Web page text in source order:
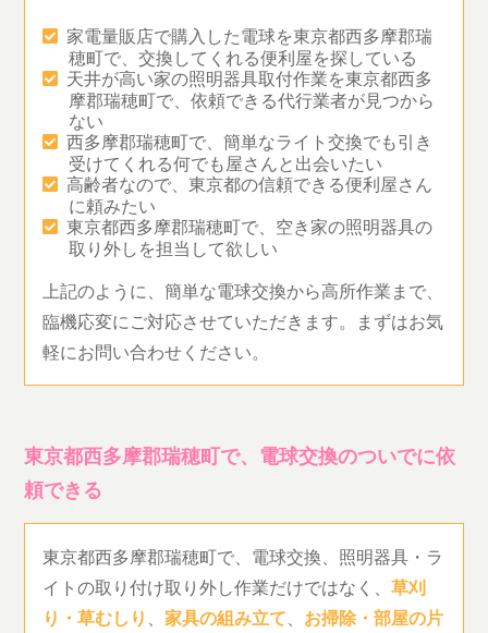
家電量販店で購入した電球を東京都西多摩郡瑞
穂町で、交換してくれる便利屋を探している
天井が高い家の照明器具取付作業を東京都西多
摩郡瑞穂町で、依頼できる代行業者が見つから
ない
西多摩郡瑞穂町で、簡単なライト交換でも引き
受けてくれる何でも屋さんと出会いたい
高齢者なので、東京都の信頼できる便利屋さん
に頼みたい
東京都西多摩郡瑞穂町で、空き家の照明器具の
取り外しを担当して欲しい
上記のように、簡単な電球交換から高所作業まで、
臨機応変にご対応させていただきます。まずはお気
軽にお問い合わせください。
東京都西多摩郡瑞穂町で、電球交換のついでに依
頼できる
東京都西多摩郡瑞穂町で、電球交換、照明器具・ラ
イトの取り付け取り外し作業だけではなく、草刈
り・草むしり 、家具の組み立て、 お掃除・部屋の片